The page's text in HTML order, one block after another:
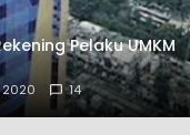
Pelaku UMKM
2020 14